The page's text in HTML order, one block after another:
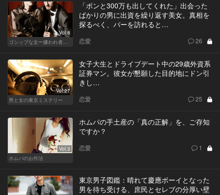
Vol.8
ゴシップな女ー嫌われ者のカレンが死んだー
「ポンと300万も出してくれた」出会った
ばかりの男に出資を繰り返す美女。真相を
探るべく、バーを訪れると…
恋愛 26
Vol.27
男と女の東京ミステリー
女子大生とドライブデート中の29歳外資系
証券マン。彼女が懇願した目的地にドン引
きし…
恋愛 25
Vol.3
ホムパのお作法
ホムパの手土産の「真の正解」を、ご存知
ですか？
恋愛 1
東京男子図鑑：晴れて慶應ボーイとなった
男を待ち受ける、庶民とセレブの分厚い壁